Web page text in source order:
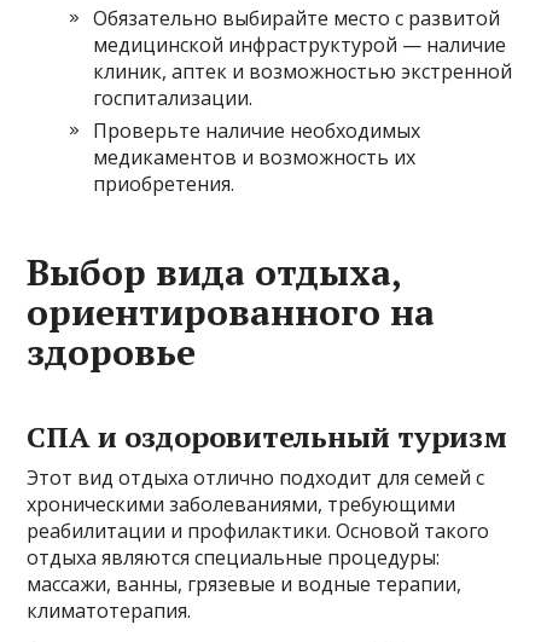
Обязательно выбирайте место с развитой
медицинской инфраструктурой — наличие
клиник, аптек и возможностью экстренной
госпитализации.
Проверьте наличие необходимых
медикаментов и возможность их
приобретения.
Выбор вида отдыха,
ориентированного на
здоровье
СПА и оздоровительный туризм
Этот вид отдыха отлично подходит для семей с
хроническими заболеваниями, требующими
реабилитации и профилактики. Основой такого
отдыха являются специальные процедуры:
массажи, ванны, грязевые и водные терапии,
климатотерапия.